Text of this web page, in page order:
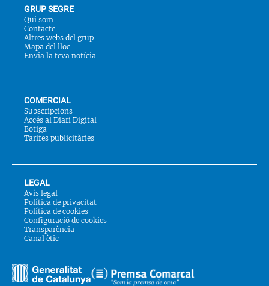
GRUP SEGRE
Qui som
Contacte
Altres webs del grup
Mapa del lloc
Envia la teva notícia
COMERCIAL
Subscripcions
Accés al Diari Digital
Botiga
Tarifes publicitàries
LEGAL
Avís legal
Política de privacitat
Política de cookies
Configuració de cookies
Transparència
Canal ètic